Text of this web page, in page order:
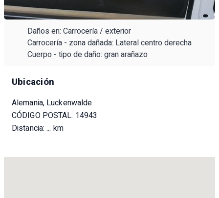
Daños en: Carrocería / exterior
Carrocería - zona dañada: Lateral centro derecha
Cuerpo - tipo de daño: gran arañazo
Ubicación
Alemania, Luckenwalde
CÓDIGO POSTAL: 14943
Distancia:... km